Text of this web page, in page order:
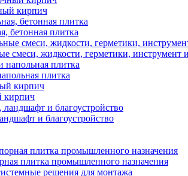
кирпич
бетонная плитка
смеси, жидкости, герметики, инструмент
плитка
кирпич
и благоустройство
плитка промышленного назначения